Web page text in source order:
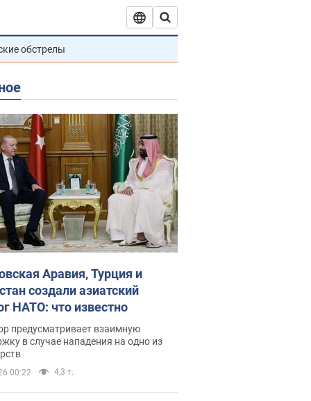
обстрелы
Аравия, Турция и
создали азиатский
НАТО: что известно
предусматривает взаимную
в случае нападения на одно из
00:22 4,3 т.